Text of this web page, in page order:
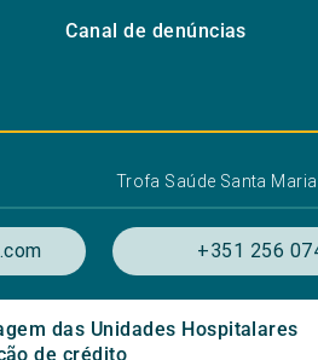
Canal de denúncias
Trofa Saúde Santa
+351 256
das Unidades Hospitalares
de crédito